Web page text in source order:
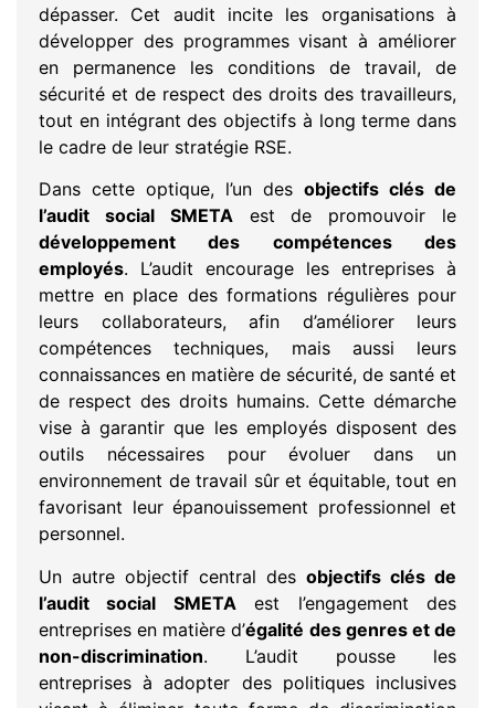
dépasser. Cet audit incite les organisations à
développer des programmes visant à améliorer
en permanence les conditions de travail, de
sécurité et de respect des droits des travailleurs,
tout en intégrant des objectifs à long terme dans
le cadre de leur stratégie RSE.
Dans cette optique, l’un des objectifs clés de
l’audit social SMETAest de promouvoir le
développement des compétences des
employés. L’audit encourage les entreprises à
mettre en place des formations régulières pour
leurs collaborateurs, afin d’améliorer leurs
compétences techniques, mais aussi leurs
connaissances en matière de sécurité, de santé et
de respect des droits humains. Cette démarche
vise à garantir que les employés disposent des
outils nécessaires pour évoluer dans un
environnement de travail sûr et équitable, tout en
favorisant leur épanouissement professionnel et
personnel.
Un autre objectif central des objectifs clés de
l’audit social SMETA est l’engagement des
entreprises en matière d’égalité des genres et de
non-discrimination. L’audit pousse les
entreprises à adopter des politiques inclusives